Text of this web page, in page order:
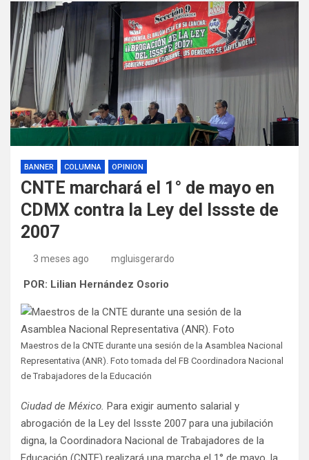
BANNER COLUMNA OPINION
CNTE marchará el 1° de mayo en
CDMX contra la Ley del Issste de
2007
3 meses ago mgluisgerardo
POR: Lilian Hernández Osorio
Maestros de la CNTE durante una sesión de la Asamblea Nacional
Representativa (ANR). Foto tomada del FB Coordinadora Nacional
de Trabajadores de la Educación
Ciudad de México. Para exigir aumento salarial y
abrogación de la Ley del Issste 2007 para una jubilación
digna, la Coordinadora Nacional de Trabajadores de la